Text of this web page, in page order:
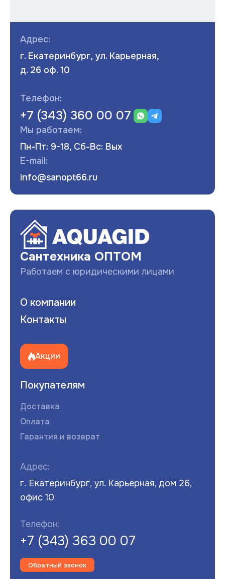
Адрес:
г. Екатеринбург, ул. Карьерная,
д. 26 оф. 10
Телефон:
+7 (343) 360 00 07
Мы работаем:
Пн-Пт: 9-18, Сб-Вс: Вых
E-mail:
info@sanopt66.ru
Сантехника ОПТОМ
Работаем с юридическими лицами
О компании
Контакты
Акции
Покупателям
Доставка
Оплата
Гарантия и возврат
Адрес:
г. Екатеринбург, ул. Карьерная, дом 26,
офис 10
Телефон:
+7 (343) 363 00 07
Обратный звонок